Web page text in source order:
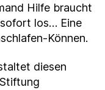
Hilfe braucht
los… Eine
Können.
diesen